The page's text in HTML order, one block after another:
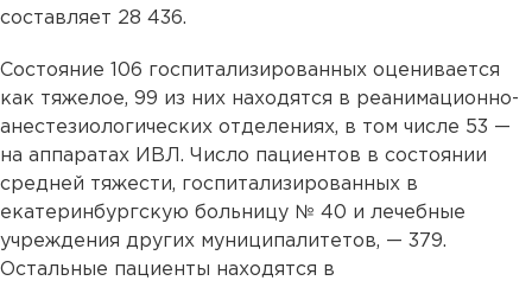
составляет 28 436.
Состояние 106 госпитализированных оценивается
как тяжелое, 99 из них находятся в реанимационно-
анестезиологических отделениях, в том числе 53 —
на аппаратах ИВЛ. Число пациентов в состоянии
средней тяжести, госпитализированных в
екатеринбургскую больницу № 40 и лечебные
учреждения других муниципалитетов, — 379.
Остальные пациенты находятся в